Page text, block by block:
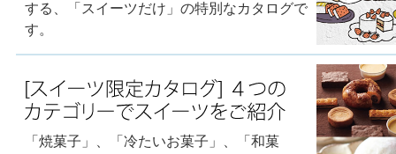
する、「スイーツだけ」の特別なカタログで
す。
「焼菓子」、「冷たいお菓子」、「和菓